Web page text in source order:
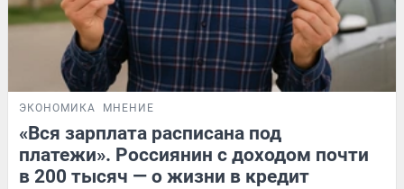
ЭКОНОМИКА МНЕНИЕ
«Вся зарплата расписана под
платежи». Россиянин с доходом почти
в 200 тысяч — о жизни в кредит